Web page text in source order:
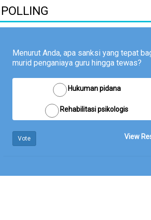
POLLING
Menurut Anda, apa sanksi yang tepat
murid penganiaya guru hingga tewas?
Hukuman pidana
Rehabilitasi psikologis
Vote View